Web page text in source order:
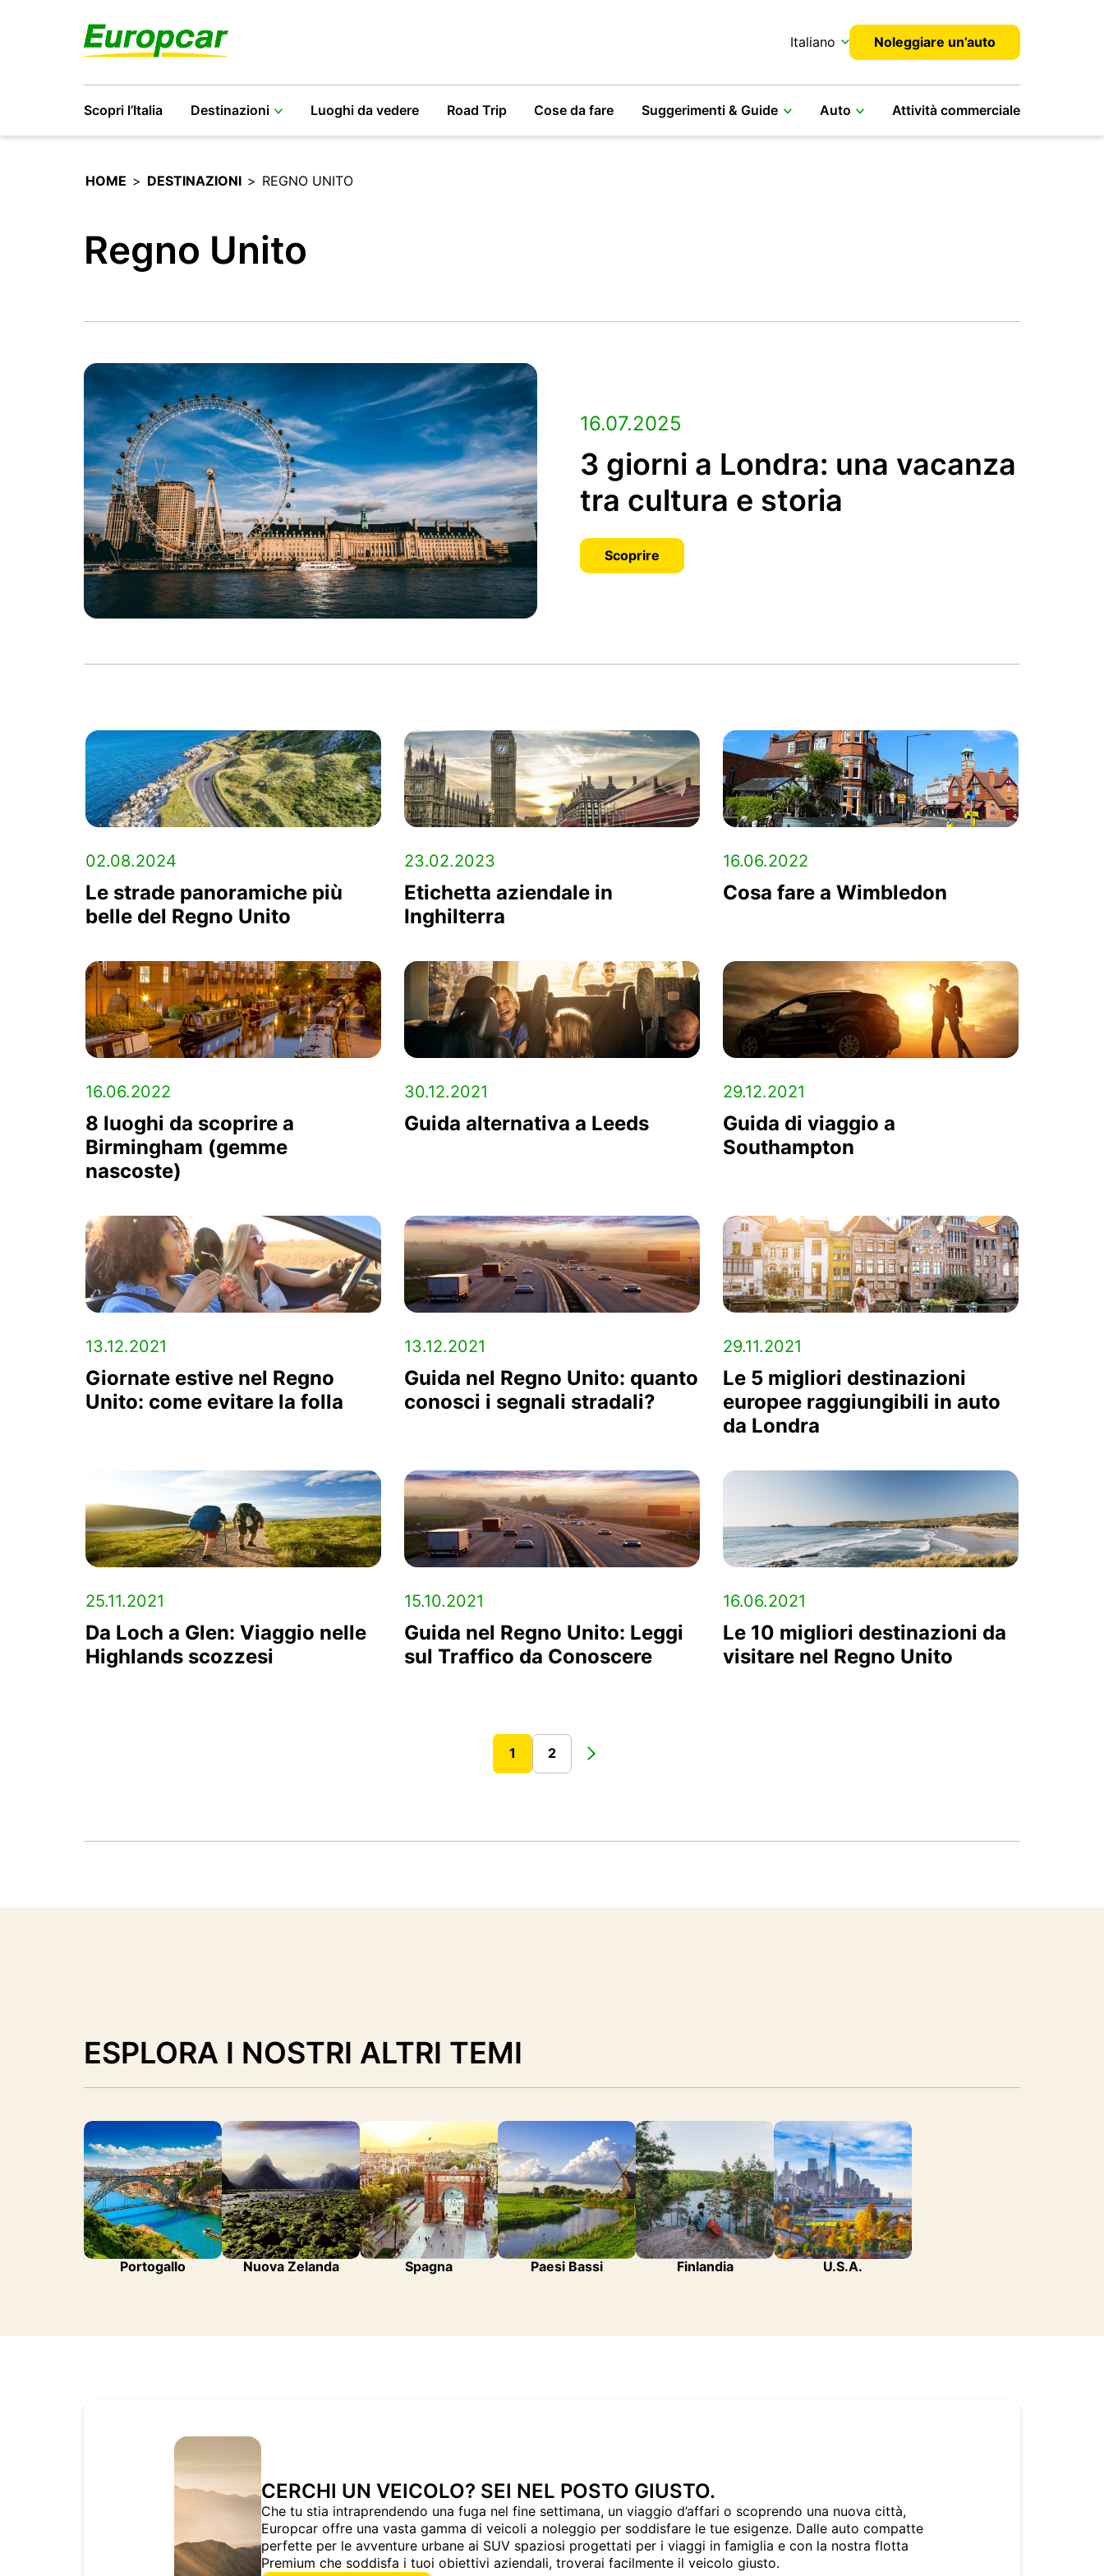
Italiano Noleggiare un’auto
Scopri l’Italia Destinazioni Luoghi da vedere Road Trip Cose da fare Suggerimenti & Guide Auto Attività commerciale
HOME > DESTINAZIONI > REGNO UNITO
Regno Unito
16.07.2025
3 giorni a Londra: una vacanza
tra cultura e storia
Scoprire
02.08.2024
Le strade panoramiche più
belle del Regno Unito
23.02.2023
Etichetta aziendale in
Inghilterra
16.06.2022
Cosa fare a Wimbledon
16.06.2022
8 luoghi da scoprire a
Birmingham (gemme
nascoste)
30.12.2021
Guida alternativa a Leeds
29.12.2021
Guida di viaggio a
Southampton
13.12.2021
Giornate estive nel Regno
Unito: come evitare la folla
13.12.2021
Guida nel Regno Unito: quanto
conosci i segnali stradali?
29.11.2021
Le 5 migliori destinazioni
europee raggiungibili in auto
da Londra
25.11.2021
Da Loch a Glen: Viaggio nelle
Highlands scozzesi
15.10.2021
Guida nel Regno Unito: Leggi
sul Traffico da Conoscere
16.06.2021
Le 10 migliori destinazioni da
visitare nel Regno Unito
1 2
ESPLORA I NOSTRI ALTRI TEMI
Portogallo Nuova Zelanda Spagna Paesi Bassi Finlandia U.S.A.
CERCHI UN VEICOLO? SEI NEL POSTO GIUSTO.
Che tu stia intraprendendo una fuga nel fine settimana, un viaggio d’affari o scoprendo una nuova città,
Europcar offre una vasta gamma di veicoli a noleggio per soddisfare le tue esigenze. Dalle auto compatte
perfette per le avventure urbane ai SUV spaziosi progettati per i viaggi in famiglia e con la nostra flotta
Premium che soddisfa i tuoi obiettivi aziendali, troverai facilmente il veicolo giusto.